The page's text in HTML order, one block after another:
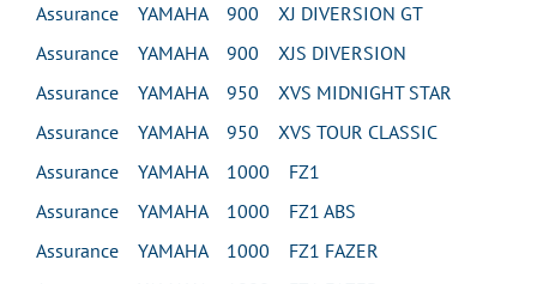
Assurance YAMAHA 900 XJ DIVERSION GT
Assurance YAMAHA 900 XJS DIVERSION
Assurance YAMAHA 950 XVS MIDNIGHT STAR
Assurance YAMAHA 950 XVS TOUR CLASSIC
Assurance YAMAHA 1000 FZ1
Assurance YAMAHA 1000 FZ1 ABS
Assurance YAMAHA 1000 FZ1 FAZER